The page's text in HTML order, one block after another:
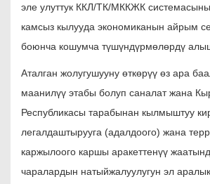
эле улуттук ККЛ/ТК/МККЖК
камсыз кылууда экономиканын айрым
боюнча кошумча түшүндүрмөлөрдү
Аталган жолугушууну өткөрүү өз ара
маанилүү этабы болуп саналат жана
Республикасы тарабынан кылмыштуу
легалдаштырууга (адалдоого) жана
каржылоого каршы аракеттенүү
чаралардын натыйжалуулугун эл аралык